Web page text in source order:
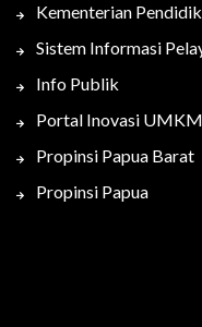
Kementerian
Sistem Informasi
Info Publik
Portal Inovasi UMKM
Propinsi Papua Barat
Propinsi Papua